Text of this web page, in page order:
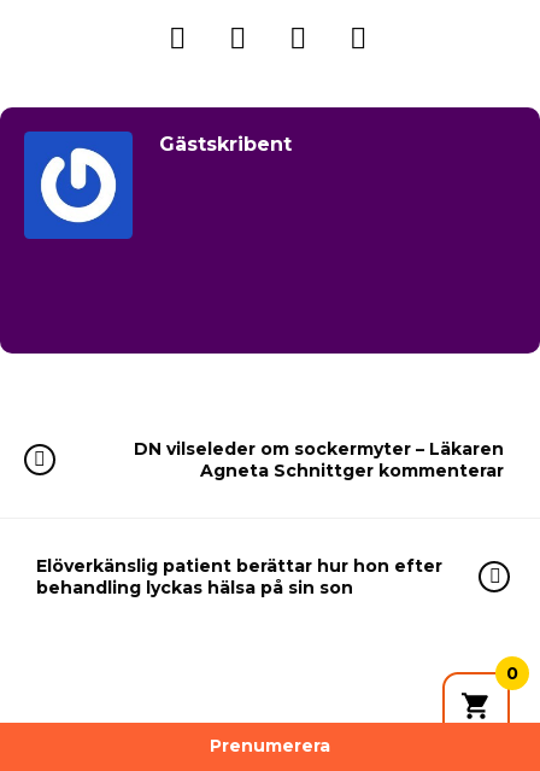
Gästskribent
DN vilseleder om sockermyter – Läkaren
Agneta Schnittger kommenterar
Elöverkänslig patient berättar hur hon efter
behandling lyckas hälsa på sin son
8 COMMENTS
0
Prenumerera